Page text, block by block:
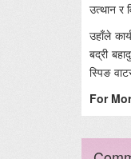
उत्थान र
उहाँले
बद्री
स्पिङ
For